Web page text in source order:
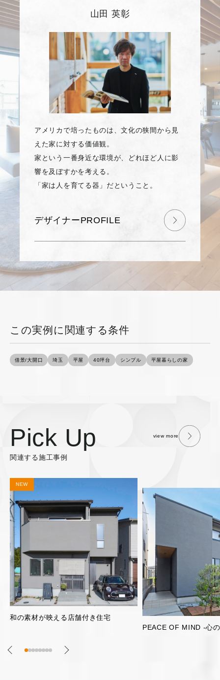
山田 英彰
アメリカで培ったものは、文化の狭間から見
えた家に対する価値観。
家という一番身近な環境が、どれほど人に影
響を及ぼすかを考える。
「家は人を育てる器」だということ。
デザイナーPROFILE
この実例に関連する条件
借景/大開口 埼玉 平屋 40坪台 シンプル 平屋暮らしの家
Pick Up
関連する施工事例
view more
片流れ屋根のガレージ